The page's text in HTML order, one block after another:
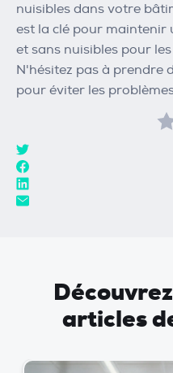
nuisibles dans votre
est la clé pour maintenir
et sans nuisibles pour
N'hésitez pas à prendre
pour éviter les
articles